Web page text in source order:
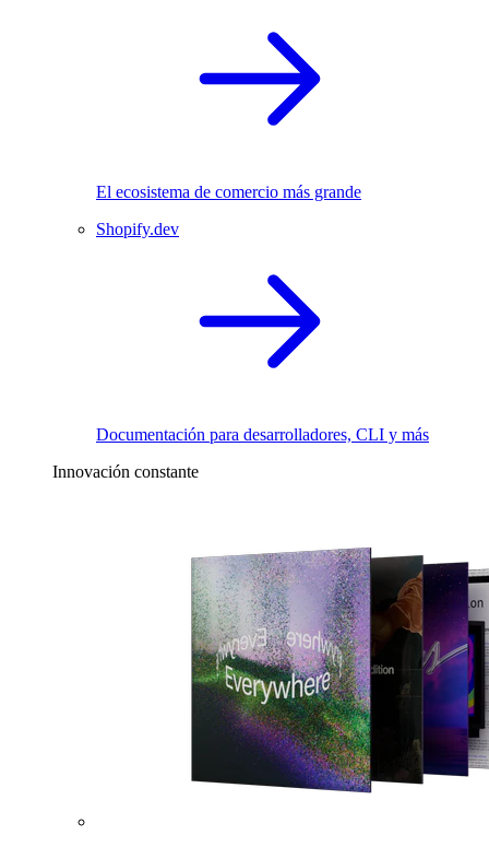
El ecosistema de comercio más grande
Shopify.dev
Documentación para desarrolladores, CLI y más
Innovación constante